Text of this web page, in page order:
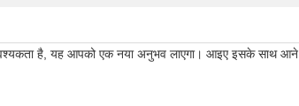
है, यह आपको एक नया अनुभव लाएगा। आइए इसके साथ आने